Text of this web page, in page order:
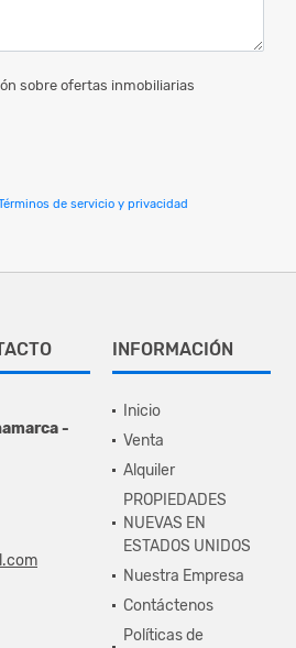
sobre ofertas inmobiliarias
de servicio y privacidad
-
INFORMACIÓN
Inicio
Venta
Alquiler
PROPIEDADES
NUEVAS EN
ESTADOS UNIDOS
Nuestra Empresa
Contáctenos
Políticas de